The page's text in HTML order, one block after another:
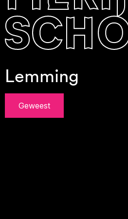
Lemming
Geweest